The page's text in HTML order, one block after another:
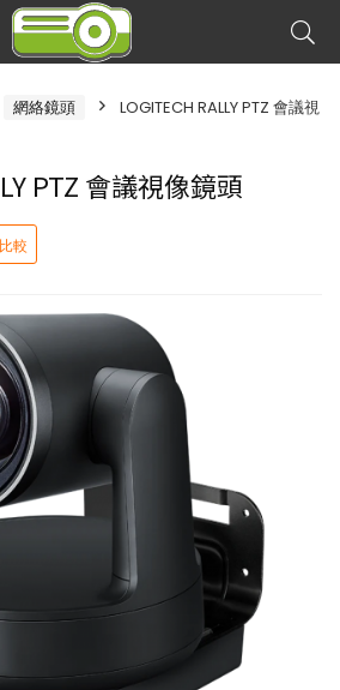
網絡鏡頭
LOGITECH RALLY PTZ 會議視
PTZ 會議視像鏡頭
較